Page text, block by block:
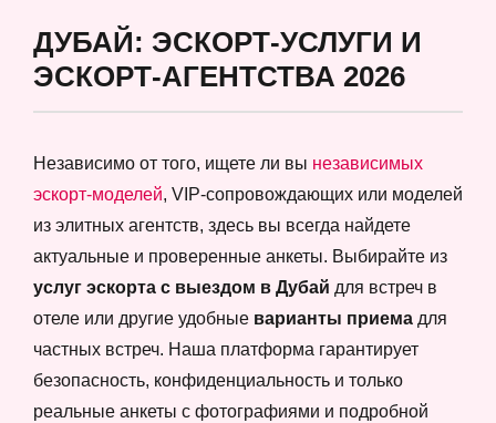
ДУБАЙ: ЭСКОРТ-УСЛУГИ И
ЭСКОРТ-АГЕНТСТВА 2026
Независимо от того, ищете ли вы независимых
эскорт-моделей, VIP-сопровождающих или моделей
из элитных агентств, здесь вы всегда найдете
актуальные и проверенные анкеты. Выбирайте из
услуг эскорта с выездом в Дубай для встреч в
отеле или другие удобные варианты приема для
частных встреч. Наша платформа гарантирует
безопасность, конфиденциальность и только
реальные анкеты с фотографиями и подробной